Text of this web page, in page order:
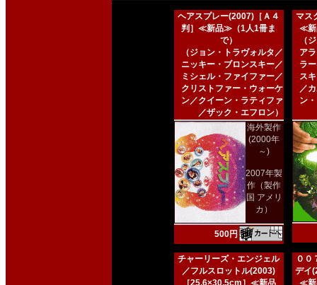
ヘアスプレー(2007)［Ａ４
判］≪新品≫（1人1冊ま
で）
（ジョン・トラヴォルタ／
ニッキー・ブロンスキー／
ミシェル・ファイファー／
クリストファー・ウォーケ
ン／クイーン・ラティファ
／ザック・エフロン）
海外製作
(2000年
～)
2007年製
作（製作
国 アメリ
カ）
500円
マス
≪新
（
ア
ラ
ス
／
ン
チャーリーズ・エンジェル
／フルスロットル(2003)
［25,6×30,5cm］≪新品
００
デイ
≪新